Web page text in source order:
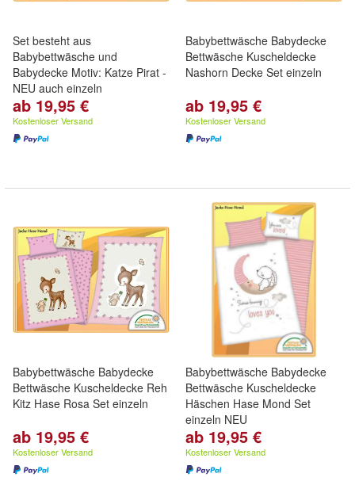
Set besteht aus
Babybettwäsche und
Babydecke Motiv: Katze Pirat -
NEU auch einzeln
ab 19,95 €
Kostenloser Versand
Babybettwäsche Babydecke
Bettwäsche Kuscheldecke
Nashorn Decke Set einzeln
ab 19,95 €
Kostenloser Versand
Babybettwäsche Babydecke
Bettwäsche Kuscheldecke Reh
Kitz Hase Rosa Set einzeln
ab 19,95 €
Kostenloser Versand
Babybettwäsche Babydecke
Bettwäsche Kuscheldecke
Häschen Hase Mond Set
einzeln NEU
ab 19,95 €
Kostenloser Versand